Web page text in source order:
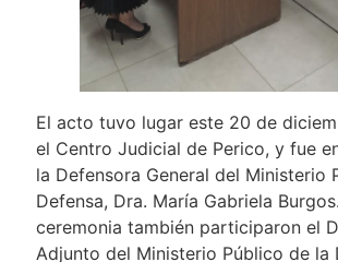
El acto tuvo lugar este 20 de
el Centro Judicial de Perico, y fue
la Defensora General del Ministerio
Defensa, Dra. María Gabriela
ceremonia también participaron el
Adjunto del Ministerio Público de la